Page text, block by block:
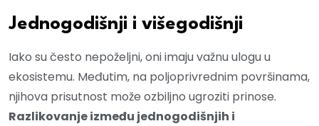
Jednogodišnji i višegodišnji
Iako su često nepoželjni, oni imaju važnu ulogu u
ekosistemu. Međutim, na poljoprivrednim površinama,
njihova prisutnost može ozbiljno ugroziti prinose.
Razlikovanje između jednogodišnjih i